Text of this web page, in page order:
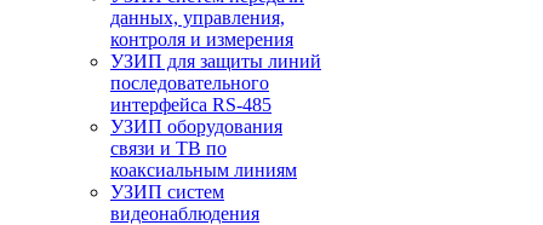
данных, управления,
контроля и измерения
УЗИП для защиты линий
последовательного
интерфейса RS-485
УЗИП оборудования
связи и ТВ по
коаксиальным линиям
УЗИП систем
видеонаблюдения